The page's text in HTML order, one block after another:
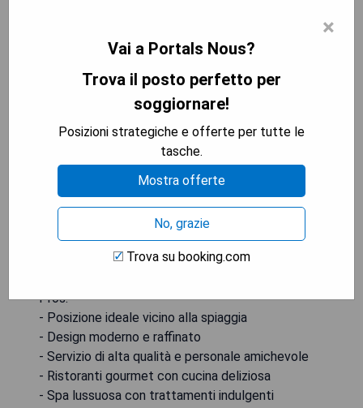
Iberostar Grand Portals Nous
Pros:
- Posizione ideale vicino alla spiaggia
- Design moderno e raffinato
- Servizio di alta qualità e personale amichevole
- Ristoranti gourmet con cucina deliziosa
- Spa lussuosa con trattamenti indulgenti
×
Vai a Portals Nous?
Trova il posto perfetto per
soggiornare!
Posizioni strategiche e offerte per tutte le
tasche.
Mostra offerte
No, grazie
Trova su booking.com